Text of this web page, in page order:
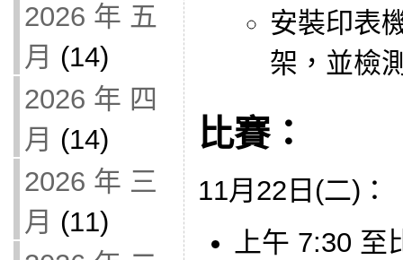
2026 年 五
月 (14)
2026 年 四
月 (14)
2026 年 三
月 (11)
安裝印表
架，並檢
比賽：
11月22日(二)：
上午 7:30 至